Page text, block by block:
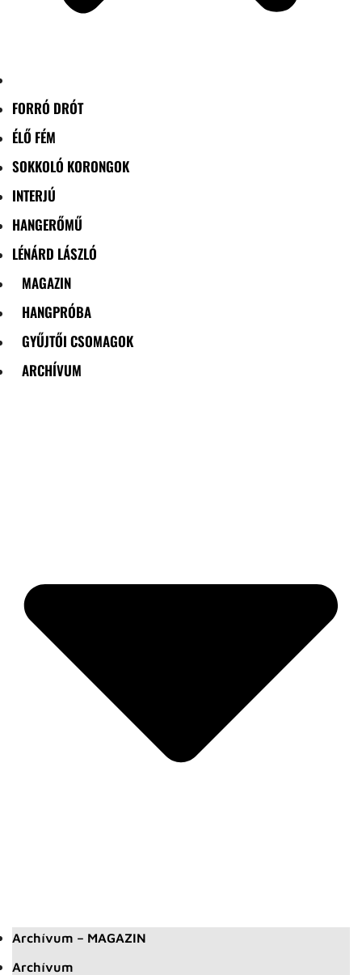
FORRÓ DRÓT
ÉLŐ FÉM
SOKKOLÓ KORONGOK
INTERJÚ
HANGERŐMŰ
LÉNÁRD LÁSZLÓ
MAGAZIN
HANGPRÓBA
GYŰJTŐI CSOMAGOK
ARCHÍVUM
Archívum – MAGAZIN
Archívum